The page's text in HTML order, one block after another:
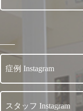
症例 Instagram
スタッフ Instagram